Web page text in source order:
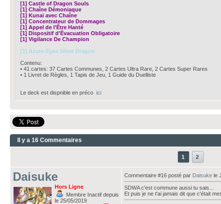
[1] Castle of Dragon Souls
[1] Chaîne Démoniaque
[1] Kunai avec Chaîne
[1] Concentrateur de Dommages
[1] Appel de l'Être Hanté
[1] Dispositif d'Évacuation Obligatoire
[1] Vigilance De Champion
[1] Azure-Eyes Silver Dragon
Contenu:
• 41 cartes: 37 Cartes Communes, 2 Cartes Ultra Rare, 2 Cartes Super Rares
• 1 Livret de Règles, 1 Tapis de Jeu, 1 Guide du Duelliste
Le deck est dispnible en préco ici​
Il y a 16 Commentaires
1 2
Daisuke
Hors Ligne
Membre Inactif depuis
le 25/05/2019
Commentaire #16 posté par Daisuke le
SDWA c'est commune aussi tu sais...
Et puis je ne t'ai jamais dit que c'était